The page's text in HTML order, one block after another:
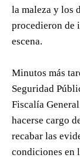
la maleza y los
procedieron de
escena.
Minutos más
Seguridad
Fiscalía
hacerse cargo
recabar las
condiciones en